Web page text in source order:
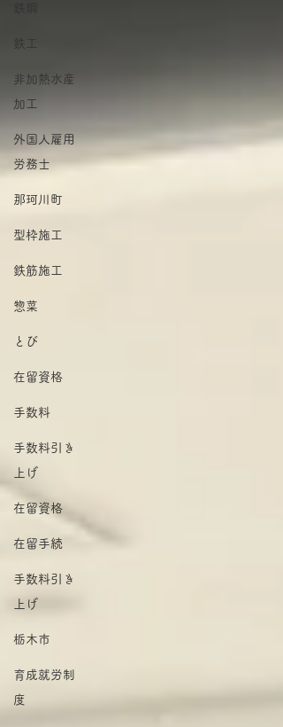
鉄工
非加熱水産
加工
外国人雇用
労務士
那珂川町
型枠施工
鉄筋施工
惣菜
とび
在留資格
手数料
手数料引き
上げ
在留資格
在留手続
手数料引き
上げ
栃木市
育成就労制
度